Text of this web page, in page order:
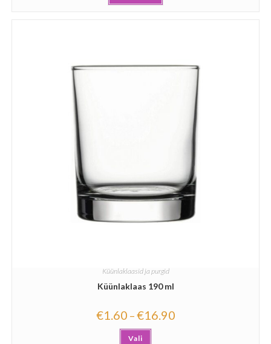
Küünlaklaasid ja purgid
Küünlaklaas 190 ml
€1.60 –€16.90
Vali